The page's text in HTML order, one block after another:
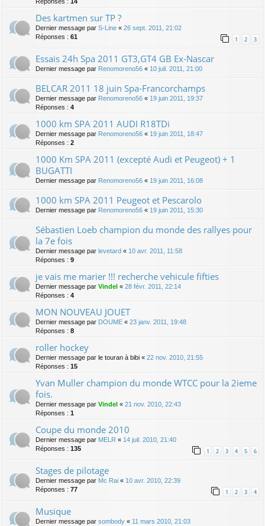
Des kartmen sur TP ?
Dernier message par S-Line « 26 sept. 2011, 21:02
Réponses : 61 1 2 3
Essais 24h Spa 2011 GT3,GT4 GB Ex-Nascar
Dernier message par Renomoreno56 « 10 juil. 2011, 21:00
BELCAR 2011 18 juin Spa-Francorchamps
Dernier message par Renomoreno56 « 19 juin 2011, 19:37
Réponses : 4
1000 km SPA 2011 AUDI R18TDi
Dernier message par Renomoreno56 « 19 juin 2011, 18:47
Réponses : 2
1000 Km SPA 2011 (excepté Audi et Peugeot) + 1
BUGATTI
Dernier message par Renomoreno56 « 19 juin 2011, 16:08
1000 km SPA 2011 Peugeot et Pescarolo
Dernier message par Renomoreno56 « 19 juin 2011, 15:30
Sébastien Loeb champion du monde des rallyes pour
la 7e fois
Dernier message par levetard « 10 avr. 2011, 11:58
Réponses : 9
je vais me marier !!! recherche vehicule fifties
Dernier message par Vindel « 28 févr. 2011, 22:14
Réponses : 4
MON NOUVEAU JOUET
Dernier message par DOUME « 23 janv. 2011, 19:48
Réponses : 8
roller hockey
Dernier message par le touran à bibi « 22 nov. 2010, 21:55
Réponses : 15
Yvan Muller champion du monde WTCC pour la 2ieme
fois.
Dernier message par Vindel « 21 nov. 2010, 22:43
Réponses : 1
Coupe du monde 2010
Dernier message par MELR « 14 juil. 2010, 21:40
Réponses : 135 1 2 3 4 5 6
Stages de pilotage
Dernier message par Mc Rai « 10 avr. 2010, 22:39
Réponses : 77 1 2 3 4
Musique
Dernier message par sombody « 11 mars 2010, 21:03